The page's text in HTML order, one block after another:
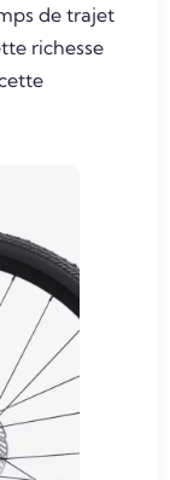
de trajet
richesse